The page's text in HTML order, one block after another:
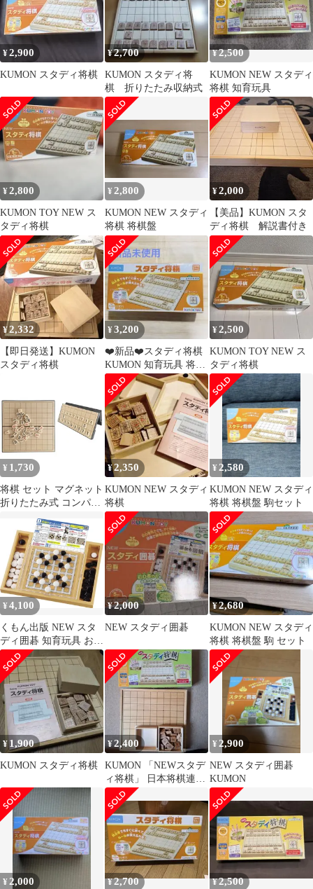
¥2,900
KUMON スタディ将棋
¥2,700
KUMON スタディ将
棋 折りたたみ収納式
¥2,500
KUMON NEW スタディ
将棋 知育玩具
¥2,800
KUMON TOY NEW ス
タディ将棋
¥2,800
KUMON NEW スタディ
将棋 将棋盤
¥2,000
【美品】KUMON スタ
ディ将棋 解説書付き
¥2,332
【即日発送】KUMON
スタディ将棋
¥3,200
❤️新品❤️スタディ将棋
KUMON 知育玩具 将棋
セット 初心者向け
¥2,500
KUMON TOY NEW ス
タディ将棋
¥ 1,730
将棋 セット マグネット
折りたたみ式 コンパク
付き ボードゲーム 初心
者 6歳以上 学習 スタデ
ィ 持ち運び 旅行用
25×25cm
¥2,350
KUMON NEW スタディ
将棋
¥ 2,580
KUMON NEW スタディ
将棋 将棋盤 駒セット
¥4,100
くもん出版 NEW スタ
ディ囲碁 知育玩具 おも
ちゃ 5歳以上 KUMON
¥2,000
NEW スタディ囲碁
¥2,680
KUMON NEW スタディ
将棋 将棋盤 駒 セット
¥ 1,900
KUMON スタディ将棋
¥2,400
KUMON 「NEWスタデ
ィ将棋」 日本将棋連盟
監修
¥ 2,900
NEW スタディ囲碁
KUMON
¥2,000 ¥2,700 ¥2,500